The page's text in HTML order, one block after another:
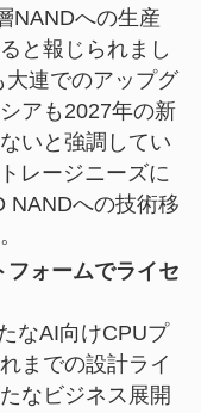
NANDへの生産
と報じられまし
連でのアップグ
アも2027年の新
いと強調してい
レージニーズに
NANDへの技術移
ォームでライセ
なAI向けCPUプ
までの設計ライ
なビジネス展開